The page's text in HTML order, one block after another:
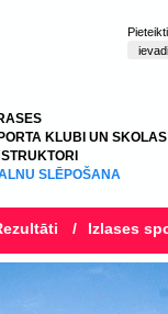
KLUBI UN SKOLAS
SLĒPOŠANA
/ Izlases